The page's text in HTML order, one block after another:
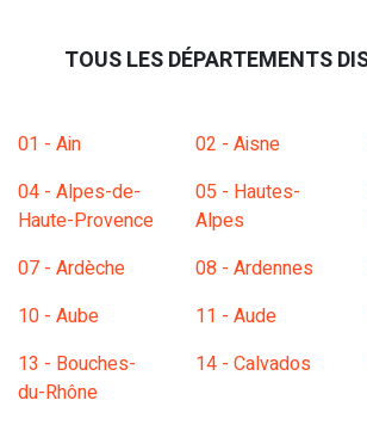
TOUS LES DÉPARTEMENTS
01 - Ain 02 - Aisne
04 - Alpes-de-
Haute-Provence
05 - Hautes-
Alpes
07 - Ardèche
08 - Ardennes
10 - Aube
11 - Aude
13 - Bouches-
du-Rhône
14 - Calvados